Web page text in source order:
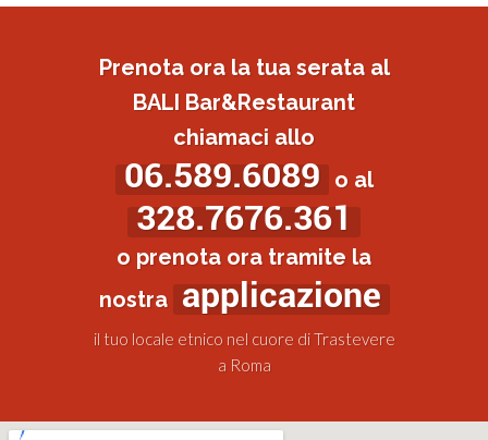
Prenota ora la tua serata al
BALI Bar&Restaurant
chiamaci allo
06.589.6089 o al
328.7676.361
o prenota ora tramite la
nostra applicazione
il tuo locale etnico nel cuore di Trastevere
a Roma